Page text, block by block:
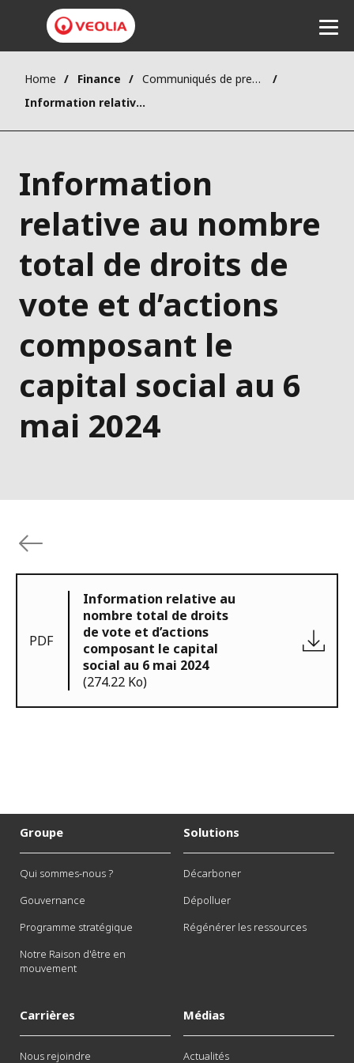
Home Finance
Communiqués de presse
Information relative au nombre total de droits de vote et d’actions composant le capital social au 6 mai 2024
Information
relative au nombre
total de droits de
vote et d’actions
composant le
capital social au 6
mai 2024
PDF
Information relative au
nombre total de droits
de vote et d’actions
composant le capital
social au 6 mai 2024
(274.22 Ko)
Groupe
Qui sommes-nous ?
Gouvernance
Programme stratégique
Notre Raison d'être en
mouvement
Solutions
Décarboner
Dépolluer
Régénérer les ressources
Carrières
Nous rejoindre
Médias
Actualités